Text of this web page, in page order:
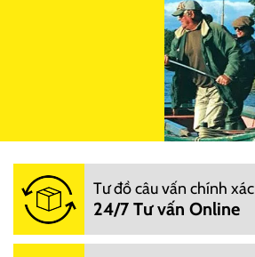
Tư đồ câu vấn chính xác
24/7 Tư vấn Online